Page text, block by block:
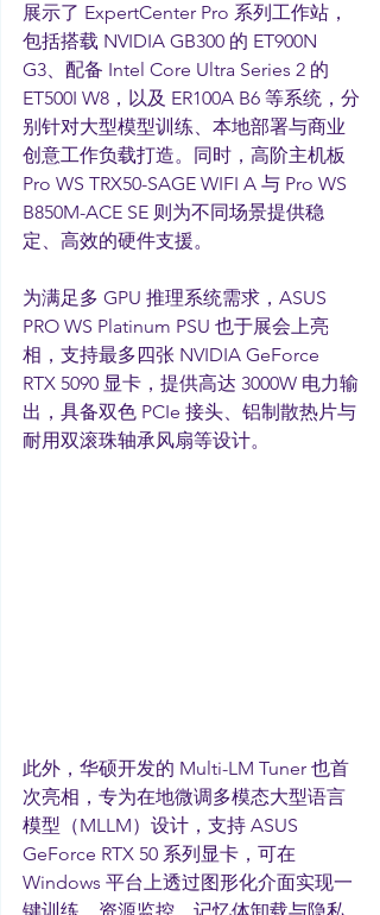
展示了 ExpertCenter Pro 系列工作站，
包括搭载 NVIDIA GB300 的 ET900N
G3、配备 Intel Core Ultra Series 2 的
ET500I W8，以及 ER100A B6 等系统，分
别针对大型模型训练、本地部署与商业
创意工作负载打造。同时，高阶主机板
Pro WS TRX50-SAGE WIFI A 与 Pro WS
B850M-ACE SE 则为不同场景提供稳
定、高效的硬件支援。
为满足多 GPU 推理系统需求，ASUS
PRO WS Platinum PSU 也于展会上亮
相，支持最多四张 NVIDIA GeForce
RTX 5090 显卡，提供高达 3000W 电力输
出，具备双色 PCIe 接头、铝制散热片与
耐用双滚珠轴承风扇等设计。
此外，华硕开发的 Multi-LM Tuner 也首
次亮相，专为在地微调多模态大型语言
模型（MLLM）设计，支持 ASUS
GeForce RTX 50 系列显卡，可在
Windows 平台上透过图形化介面实现一